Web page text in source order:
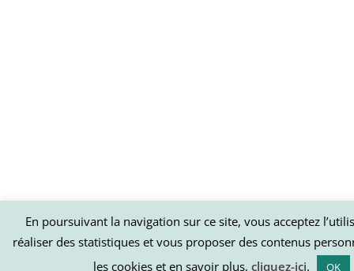
En poursuivant la navigation sur ce site, vous acceptez
réaliser des statistiques et vous proposer des contenus
les cookies et en savoir plus, cliquez-ici. OK